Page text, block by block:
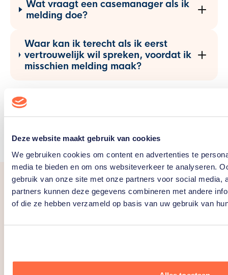
Deze website maakt gebruik van cookies
We gebruiken cookies om content en advertenties te
media te bieden en om ons websiteverkeer te analyseren.
gebruik van onze site met onze partners voor social media,
partners kunnen deze gegevens combineren met andere
of die ze hebben verzameld op basis van uw gebruik van
Wat vraagt een casemanager als ik
melding doe?
Waar kan ik terecht als ik eerst
vertrouwelijk wil spreken, voordat ik
misschien melding maak?